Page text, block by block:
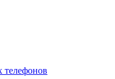
телефонов